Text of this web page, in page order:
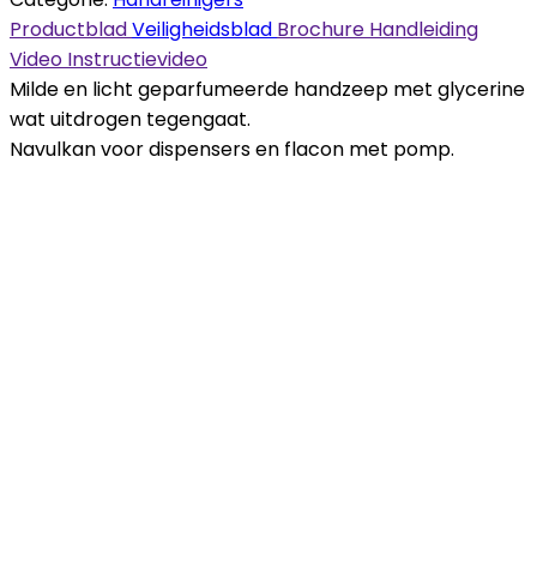
ProductbladVeiligheidsblad Brochure Handleiding
Video Instructievideo
Milde en licht geparfumeerde handzeep met glycerine
wat uitdrogen tegengaat.
Navulkan voor dispensers en flacon met pomp.